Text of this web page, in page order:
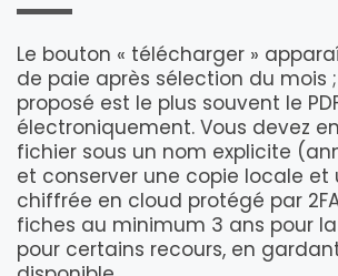
Le bouton « télécharger »
de paie après sélection du mois
proposé est le plus souvent le
électroniquement. Vous devez
fichier sous un nom explicite
et conserver une copie locale et
chiffrée en cloud protégé par
fiches au minimum 3 ans pour la
pour certains recours, en